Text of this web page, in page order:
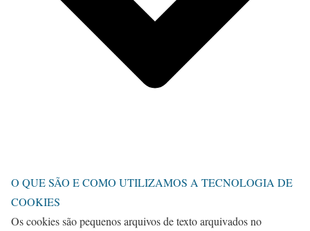
O QUE SÃO E COMO UTILIZAMOS A TECNOLOGIA DE
COOKIES
Os cookies são pequenos arquivos de texto arquivados no